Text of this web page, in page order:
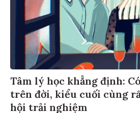
Tâm lý học khẳng định:
trên đời, kiểu cuối cùng
hội trải nghiệm